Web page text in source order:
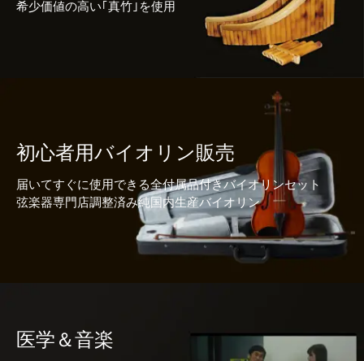
希少価値の高い｢真竹｣を使用
初心者用バイオリン販売
届いてすぐに使用できる全付属品付きバイオリンセット
弦楽器専門店調整済み純国内生産バイオリン
医学＆音楽